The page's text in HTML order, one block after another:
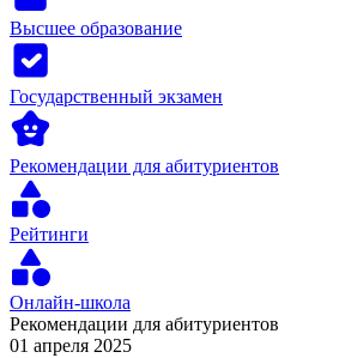
Высшее образование
Государственный экзамен
Рекомендации для абитуриентов
Рейтинги
Онлайн-школа
Рекомендации для абитуриентов
01 апреля 2025